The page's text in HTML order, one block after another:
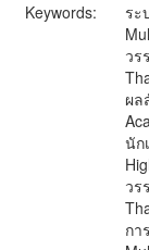
Keywords:
ระ
วร
ผล
นัก
วร
กา